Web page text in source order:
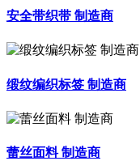
安全带织带 制造商
缎纹编织标签 制造商
蕾丝面料 制造商